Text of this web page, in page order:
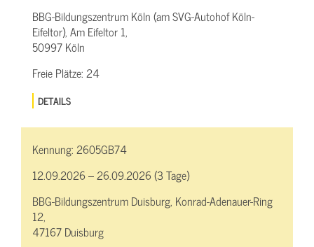
BBG-Bildungszentrum Köln (am SVG-Autohof Köln-
Eifeltor), Am Eifeltor 1,
50997 Köln
Freie Plätze:24
DETAILS
Kennung:2605GB74
12.09.2026 – 26.09.2026 (3 Tage)
BBG-Bildungszentrum Duisburg, Konrad-Adenauer-Ring
12,
47167 Duisburg